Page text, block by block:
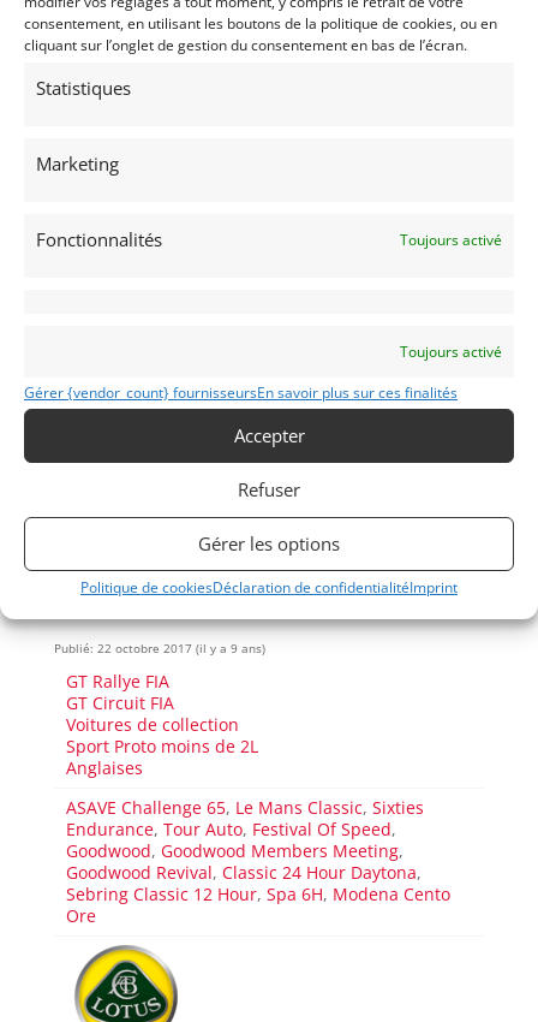
consentement, en utilisant les boutons de la politique de cookies, ou en
cliquant sur l’onglet de gestion du consentement en bas de l’écran.
Statistiques
Marketing
Fonctionnalités Toujours activé
Toujours activé
Gérer {vendor_count} fournisseursEn savoir plus sur ces finalités
Accepter
Refuser
Gérer les options
Politique de cookiesDéclaration de confidentialitéImprint
Complete dash with modern tachometer. Under
dash interior light. Red bucket seats
Spares: Original transmission. Original steering
Thule car trailer is available at an added price with
Demandez une expertise de ce modèle
Passeports techniques
Passeport ASN Numéro Extrait
Voir les 34 annonces de
Publié: 22 octobre 2017 (il y a 9 ans)
GT Rallye FIA
GT Circuit FIA
Voitures de collection
Sport Proto moins de 2L
Anglaises
ASAVE Challenge 65, Le Mans Classic,Sixties
Endurance,Tour Auto, Festival Of Speed,
Goodwood, Goodwood Members Meeting,
Goodwood Revival,Classic 24 Hour Daytona,
Sebring Classic 12 Hour,Spa 6H, Modena Cento
Ore